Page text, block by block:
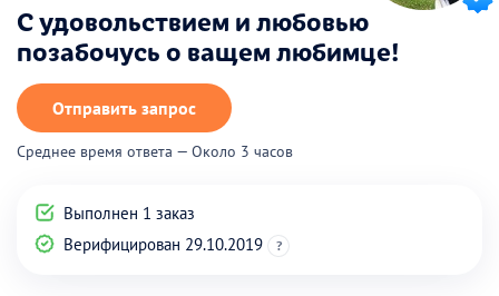
С удовольствием и любовью
позабочусь о ващем любимце!
Отправить запрос
Среднее время ответа — Около 3 часов
Выполнен 1 заказ
Верифицирован 29.10.2019
?